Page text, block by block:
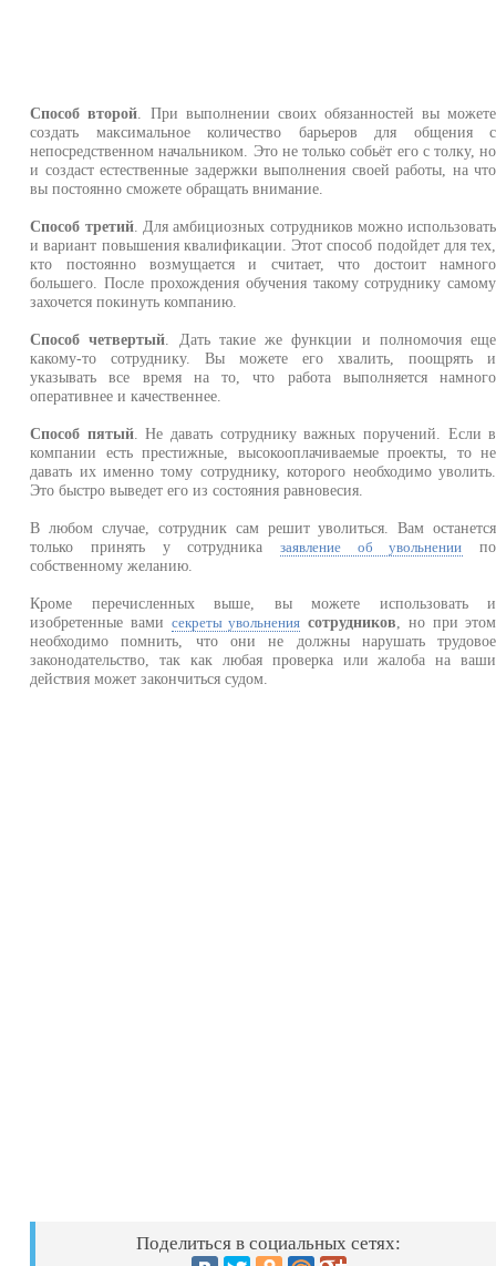
Способ второй . При выполнении своих обязанностей вы можете
создать максимальное количество барьеров для общения с
непосредственном начальником. Это не только собьёт его с толку, но
и создаст естественные задержки выполнения своей работы, на что
вы постоянно сможете обращать внимание.
Способ третий. Для амбициозных сотрудников можно использовать
и вариант повышения квалификации. Этот способ подойдет для тех,
кто постоянно возмущается и считает, что достоит намного
большего. После прохождения обучения такому сотруднику самому
захочется покинуть компанию.
Способ четвертый . Дать такие же функции и полномочия еще
какому-то сотруднику. Вы можете его хвалить, поощрять и
указывать все время на то, что работа выполняется намного
оперативнее и качественнее.
Способ пятый. Не давать сотруднику важных поручений. Если в
компании есть престижные, высокооплачиваемые проекты, то не
давать их именно тому сотруднику, которого необходимо уволить.
Это быстро выведет его из состояния равновесия.
В любом случае, сотрудник сам решит уволиться. Вам останется
только принять у сотрудниказаявление об увольнении по
собственному желанию.
Кроме перечисленных выше, вы можете использовать и
изобретенные вами секреты увольнения сотрудников , но при этом
необходимо помнить, что они не должны нарушать трудовое
законодательство, так как любая проверка или жалоба на ваши
действия может закончиться судом.
Поделиться в социальных сетях: